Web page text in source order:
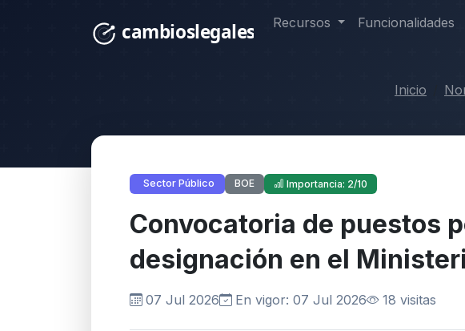
Recursos Funcionalidades
Inicio
Sector Público BOE Importancia: 2/10
Convocatoria de puestos
designación en el
07 Jul 2026 En vigor: 07 Jul 2026 18 visitas